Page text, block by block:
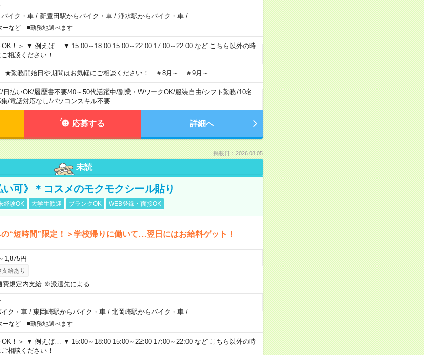
イク・車/ 新豊田駅からバイク・車/ 浄水駅からバイク・車/
ーなど ■勤務地選べます
OK！＞ ▼ 例えば… ▼ 15:00～18:00 15:00～22:00 17:00～22:00 など こちら以外の時
相談ください！
★勤務開始日や期間はお気軽にご相談ください！ ＃8月～ ＃9月～
/日払いOK/履歴書不要/40～50代活躍中/副業・WワークOK/服装自由/シフト勤務/10名
/電話対応なし/パソコンスキル不要
応募する 詳細へ
掲載日：2026.08.05
未読
い可》＊コスメのモクモクシール貼り
経験OK 大学生歓迎 ブランクOK WEB登録・面接OK
“短時間”限定！＞学校帰りに働いて…翌日にはお給料ゲット！
1,875円
給あり
費規定内支給 ※派遣先による
ク・車/ 東岡崎駅からバイク・車/ 北岡崎駅からバイク・車/
ーなど ■勤務地選べます
OK！＞ ▼ 例えば… ▼ 15:00～18:00 15:00～22:00 17:00～22:00 など こちら以外の時
相談ください！